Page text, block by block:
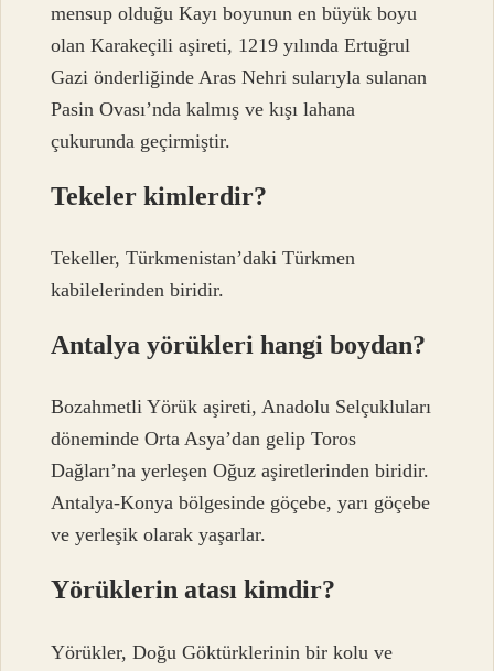
mensup olduğu Kayı boyunun en büyük boyu
olan Karakeçili aşireti, 1219 yılında Ertuğrul
Gazi önderliğinde Aras Nehri sularıyla sulanan
Pasin Ovası’nda kalmış ve kışı lahana
çukurunda geçirmiştir.
Tekeler kimlerdir?
Tekeller, Türkmenistan’daki Türkmen
kabilelerinden biridir.
Antalya yörükleri hangi boydan?
Bozahmetli Yörük aşireti, Anadolu Selçukluları
döneminde Orta Asya’dan gelip Toros
Dağları’na yerleşen Oğuz aşiretlerinden biridir.
Antalya-Konya bölgesinde göçebe, yarı göçebe
ve yerleşik olarak yaşarlar.
Yörüklerin atası kimdir?
Yörükler, Doğu Göktürklerinin bir kolu ve